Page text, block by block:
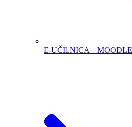
E-UČILNICA – MOODLE